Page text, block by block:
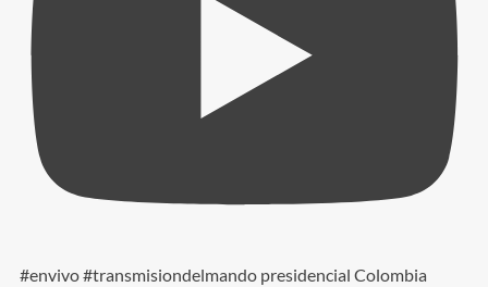
#envivo #transmisiondelmando presidencial Colombia